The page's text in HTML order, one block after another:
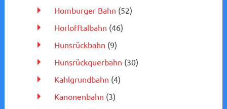
Homburger Bahn (52)
Horlofftalbahn (46)
Hunsrückbahn (9)
Hunsrückquerbahn (30)
Kahlgrundbahn (4)
Kanonenbahn (3)